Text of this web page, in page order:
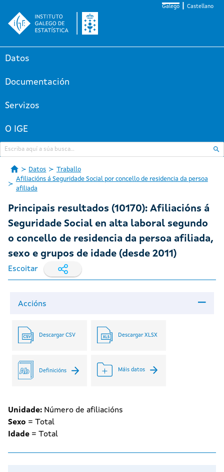
Galego Castellano
Datos
Documentación
Servizos
O IGE
Datos
Traballo
Afiliacións á Seguridade Social por concello de residencia da persoa
afiliada
Principais resultados (10170): Afiliacións á
Seguridade Social en alta laboral segundo
o concello de residencia da persoa afiliada,
sexo e grupos de idade (desde 2011)
Escoitar
Accións
Descargar CSV Descargar XLSX
Definicións Máis datos
Unidade: Número de afiliacións
Sexo = Total
Idade = Total